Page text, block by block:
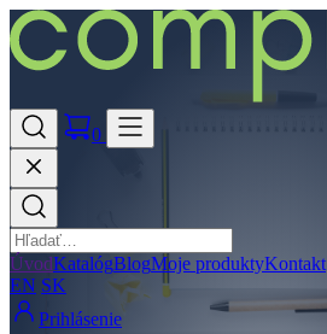
0
ÚvodKatalógBlogMoje produktyKontakt
EN SK
Prihlásenie